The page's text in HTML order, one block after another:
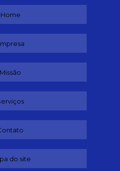
Home
Missão
do site